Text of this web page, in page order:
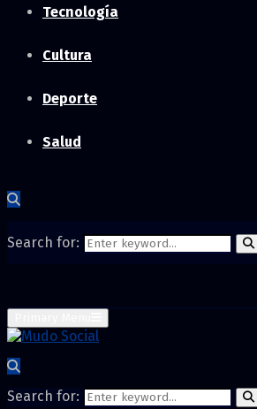
Tecnología
Cultura
Deporte
Salud
Search for:
Search for: